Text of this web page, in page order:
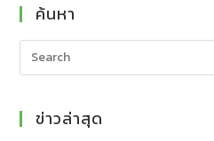
ค้นหา
ข่าวล่าสุด